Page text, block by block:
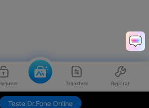
Transferir Reparar
Teste Dr.Fone Online